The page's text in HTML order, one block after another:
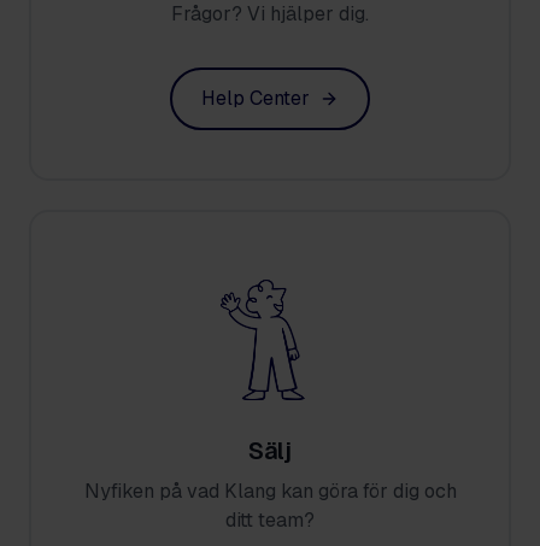
Frågor? Vi hjälper dig.
Help Center
Sälj
Nyfiken på vad Klang kan göra för dig och
ditt team?